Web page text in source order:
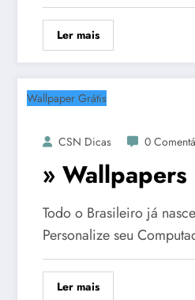
Ler mais
Wallpaper Grátis
CSN Dicas 0
»
Todo o Brasileiro já
Personalize seu
Ler mais